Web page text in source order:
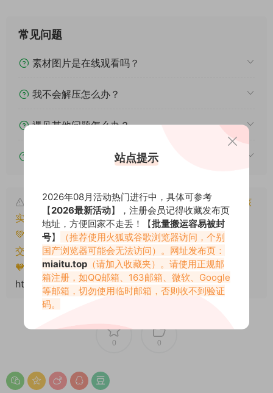
常见问题
素材图片是在线观看吗？
我不会解压怎么办？
遇见其他问题怎么办？
该资源能搬运分享吗？
本文资源仅供个人参考学习，请勿批量搬运，一经核
实将封禁账号权限！
💚本文资源均来源网友分享，若侵犯了您的权益可以提
交工单处理。
🧡转载请注明出处！原文链接：
https://miaitu.cc/77141.html
0 0
站点提示
2026年08月活动热门进行中，具体可参考
【2026最新活动】，注册会员记得收藏发布页
地址，方便回家不走丢！【批量搬运容易被封
号】
（推荐使用火狐或谷歌浏览器访问，个别
国产浏览器可能会无法访问）。网址发布页：
miaitu.top （请加入收藏夹）。请使用正规邮
箱注册，如QQ邮箱、163邮箱、微软、Google
等邮箱，切勿使用临时邮箱，否则收不到验证
码。